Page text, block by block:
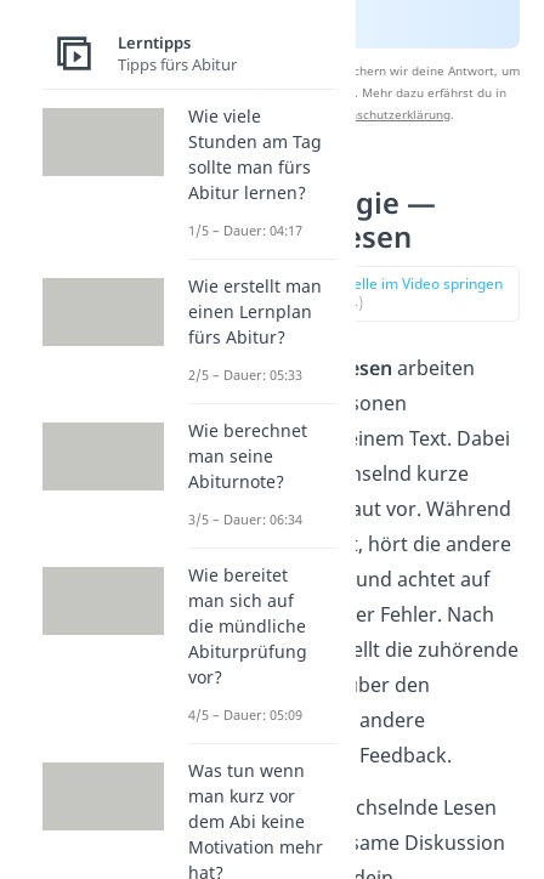
Nach Beantwortung speichern wir deine Antwort, um
Studyflix zu verbessern. Mehr dazu erfährst du in
Datenschutzerklärung.
Lesestrategie —
Tandem-Lesen
zur Stelle im Video springen
(00:54)
BeimTandem-Lesen arbeiten
immer zwei Personen
gemeinsam an einem Text. Dabei
lesen sie abwechselnd kurze
Textabschnitte laut vor. Während
eine Person liest, hört die andere
aufmerksam zu und achtet auf
Unklarheiten oder Fehler. Nach
jedem Absatz stellt die zuhörende
Person Fragen über den
Abschnitt an die andere
Person und gibt Feedback.
Durch das abwechselnde Lesen
und die gemeinsame Diskussion
Lerntipps
Tipps fürs Abitur
Wie viele
Stunden am Tag
sollte man fürs
Abitur lernen?
1/5 – Dauer: 04:17
Wie erstellt man
einen Lernplan
fürs Abitur?
2/5 – Dauer: 05:33
Wie berechnet
man seine
Abiturnote?
3/5 – Dauer: 06:34
Wie bereitet
man sich auf
die mündliche
Abiturprüfung
vor?
4/5 – Dauer: 05:09
Was tun wenn
man kurz vor
dem Abi keine
Motivation mehr
hat?